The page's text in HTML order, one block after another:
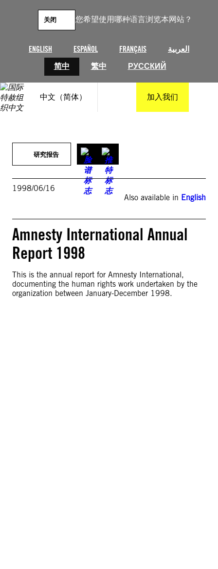
您希望使用哪种语言浏览本网站？
ENGLISH ESPAÑOL FRANÇAIS
العربية
简中
繁中 РУССКИЙ
关闭
中文（简体） 加入我们
研究报告
1998/06/16
Also available in English
Amnesty International Annual
Report 1998
This is the annual report for Amnesty International,
documenting the human rights work undertaken by the
organization between January-December 1998.